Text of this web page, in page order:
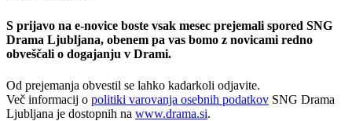
S prijavo na e-novice boste vsak mesec prejemali spored SNG
Drama Ljubljana, obenem pa vas bomo z novicami redno
obveščali o dogajanju v Drami.
Od prejemanja obvestil se lahko kadarkoli odjavite.
Več informacij o politiki varovanja osebnih podatkov SNG Drama
Ljubljana je dostopnih na www.drama.si.